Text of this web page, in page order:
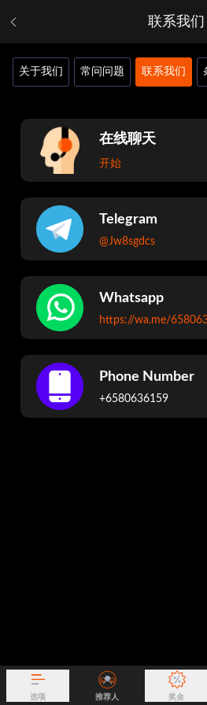
联系我们
关于我们 常问问题 联系我们
在线聊天
开始
Telegram
@Jw8sgdcs
Whatsapp
https://wa.me/
Phone Number
+6580636159
选项 推荐人 奖金